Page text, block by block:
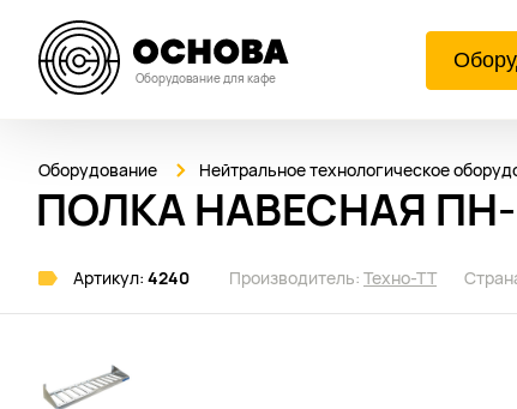
Оборудование для кафе
Оборудование Нейтральное технологическое
ПОЛКА НАВЕСНАЯ ПН-
Артикул: 4240 Производитель: Техно-ТТ